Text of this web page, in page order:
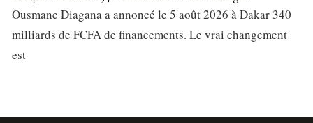
Ousmane Diagana a annoncé le 5 août 2026 à Dakar 340
milliards de FCFA de financements. Le vrai changement
est